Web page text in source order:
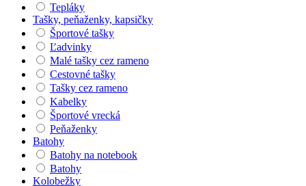
Tepláky
Tašky, peňaženky, kapsičky
Športové tašky
Ľadvinky
Malé tašky cez rameno
Cestovné tašky
Tašky cez rameno
Kabelky
Športové vrecká
Peňaženky
Batohy
Batohy na notebook
Batohy
Kolobežky